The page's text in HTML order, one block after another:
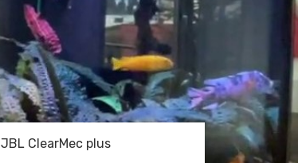
JBL ClearMec plus